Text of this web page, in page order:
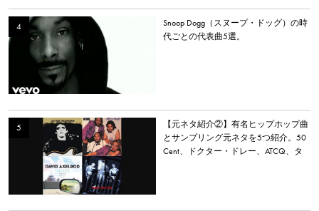
Snoop Dogg（スヌープ・ドッグ）の時
代ごとの代表曲5選。
【元ネタ紹介②】有名ヒップホップ曲
とサンプリング元ネタを5つ紹介。50
Cent、ドクター・ドレー、ATCQ、タ